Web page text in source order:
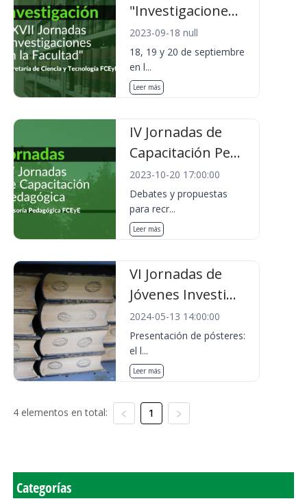
"Investigacione...
2023-09-18 null
18, 19 y 20 de septiembre
en l...
Leer más
IV Jornadas de
Capacitación Pe...
2023-10-20 17:00:00
Debates y propuestas
para recr...
Leer más
VI Jornadas de
Jóvenes Investi...
2024-05-13 14:00:00
Presentación de pósteres:
el l...
Leer más
4 elementos en total: 1
Categorías